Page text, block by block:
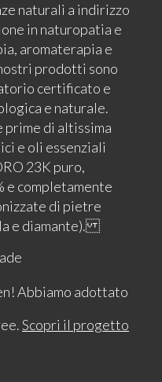
naturali a indirizzo
in naturopatia e
aromaterapia e
prodotti sono
certificato e
e naturale.
prime di altissima
e oli essenziali
23K puro,
e completamente
di pietre
e diamante).
Abbiamo adottato
Scopri il progetto